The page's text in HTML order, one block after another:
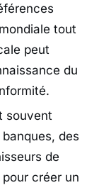
tout
peut
du
souvent
des
de
créer un